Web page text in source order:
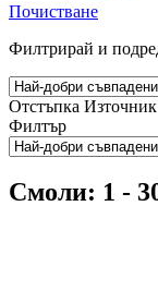
Почистване
Филтрирай и
Отстъпка Източник
Филтър
Смоли: 1 -